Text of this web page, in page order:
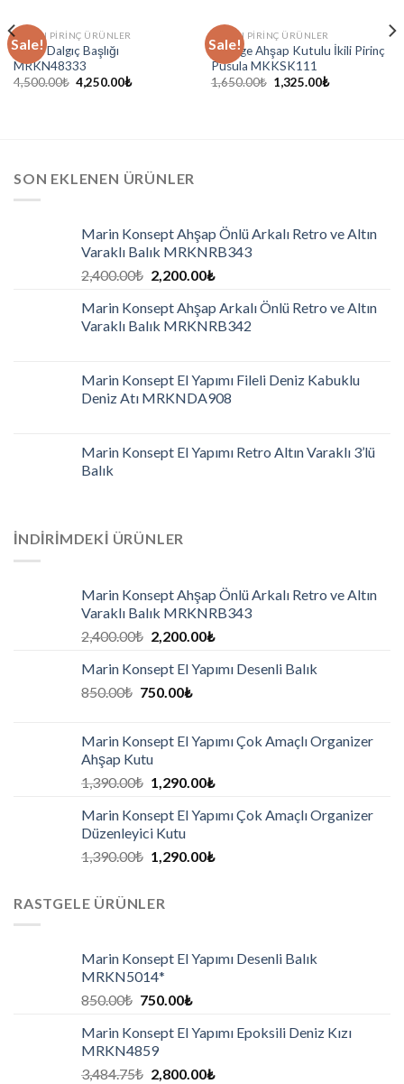
Sale!
MARIN PIRINÇ ÜRÜNLER
Marin Dalgıç Başlığı
MRKN48333
4,500.00₺ 4,250.00₺
Sale!
MARIN PIRINÇ ÜRÜNLER
Vintage Ahşap Kutulu İkili Pirinç
Pusula MKKSK111
1,650.00₺ 1,325.00₺
SON EKLENEN ÜRÜNLER
Marin Konsept Ahşap Önlü Arkalı Retro ve Altın
Varaklı Balık MRKNRB343
2,400.00₺ 2,200.00₺
Marin Konsept Ahşap Arkalı Önlü Retro ve Altın
Varaklı Balık MRKNRB342
Marin Konsept El Yapımı Fileli Deniz Kabuklu
Deniz Atı MRKNDA908
Marin Konsept El Yapımı Retro Altın Varaklı 3’lü
Balık
İNDIRIMDEKI ÜRÜNLER
Marin Konsept Ahşap Önlü Arkalı Retro ve Altın
Varaklı Balık MRKNRB343
2,400.00₺ 2,200.00₺
Marin Konsept El Yapımı Desenli Balık
850.00₺ 750.00₺
Marin Konsept El Yapımı Çok Amaçlı Organizer
Ahşap Kutu
1,390.00₺ 1,290.00₺
Marin Konsept El Yapımı Çok Amaçlı Organizer
Düzenleyici Kutu
1,390.00₺ 1,290.00₺
RASTGELE ÜRÜNLER
Marin Konsept El Yapımı Desenli Balık
MRKN5014*
850.00₺ 750.00₺
Marin Konsept El Yapımı Epoksili Deniz Kızı
MRKN4859
3,484.75₺ 2,800.00₺